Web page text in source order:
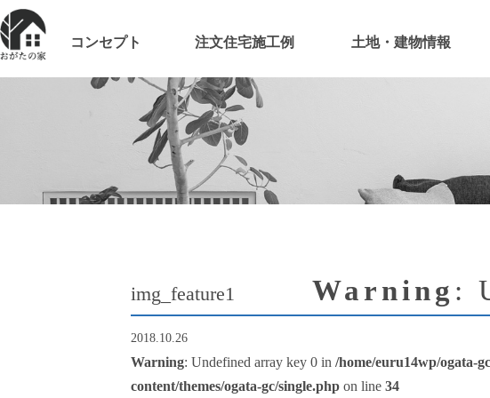
コンセプト 注文住宅施工例 土地・建物情報
Warning :
img_feature1
2018.10.26
Warning: Undefined array key 0 in /home/euru14wp/ogata-
content/themes/ogata-gc/single.php on line 34